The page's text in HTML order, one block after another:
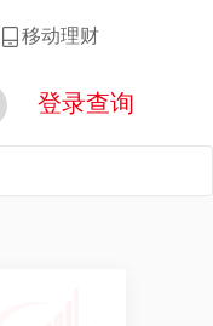
移动理财
登录查询